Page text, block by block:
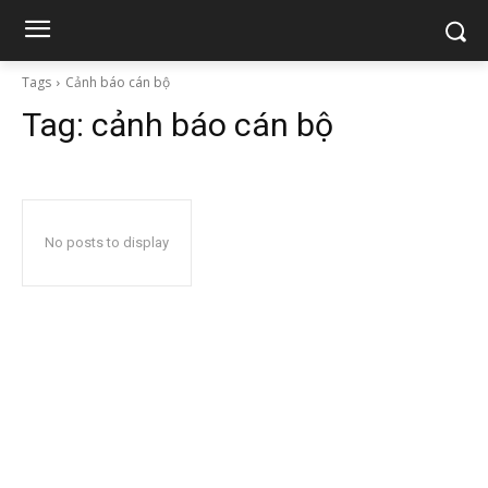
Tags Cảnh báo cán bộ
Tag: cảnh báo cán bộ
No posts to display